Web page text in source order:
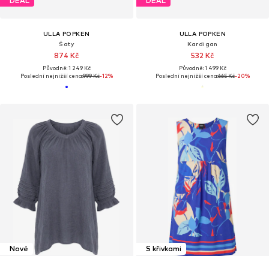
ULLA POPKEN
Šaty
874 Kč
Původně: 1 249 Kč
Poslední nejnižší cena:999 Kč-12%
ULLA POPKEN
Kardigan
532 Kč
Původně: 1 499 Kč
Poslední nejnižší cena:665 Kč-20%
Nové
S křivkami